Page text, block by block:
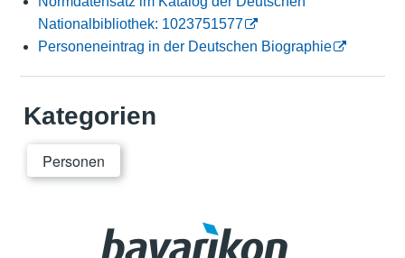
Nationalbibliothek: 1023751577
Personeneintrag in der Deutschen Biographie
Kategorien
Personen